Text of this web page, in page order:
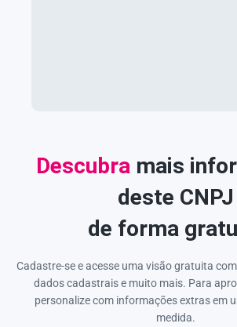
Descubramais
deste CNPJ
de forma
Cadastre-se e acesse uma visão gratuita
dados cadastrais e muito mais. Para
personalize com informações extras em
medida.